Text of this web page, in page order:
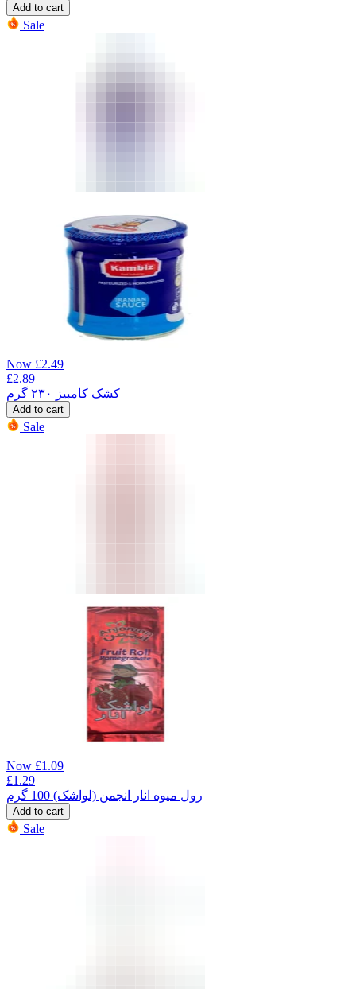
Add to cart
Sale
Now £2.49
£2.89
کشک کامبیز ۲۳۰ گرم
Add to cart
Sale
Now £1.09
£1.29
رول میوه انار انجمن (لواشک) 100 گرم
Add to cart
Sale